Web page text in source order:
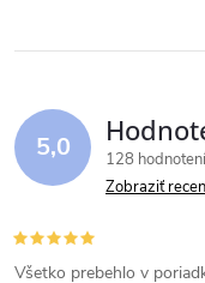
5,0
128
Zobraziť
Všetko prebehlo v